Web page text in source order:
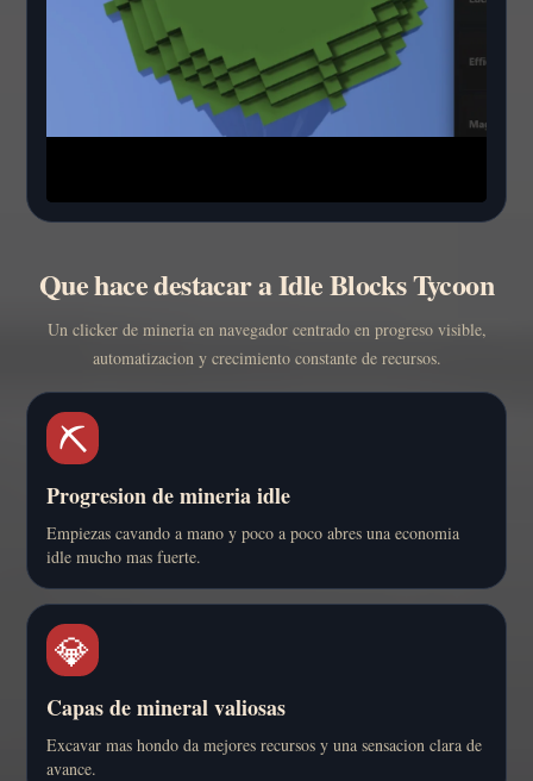
Que hace destacar a Idle Blocks Tycoon
Un clicker de mineria en navegador centrado en progreso visible,
automatizacion y crecimiento constante de recursos.
⛏️
Progresion de mineria idle
Empiezas cavando a mano y poco a poco abres una economia
idle mucho mas fuerte.
💎
Capas de mineral valiosas
Excavar mas hondo da mejores recursos y una sensacion clara de
avance.